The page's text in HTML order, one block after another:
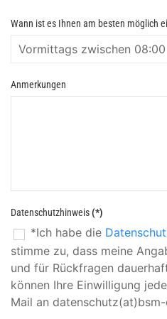
Wann ist es Ihnen am besten möglich
Anmerkungen
Datenschutzhinweis(*)
*Ich habe die
stimme zu, dass meine
und für Rückfragen
können Ihre Einwilligung
Mail an